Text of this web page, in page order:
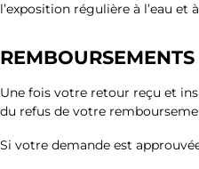
l’exposition régulière à l’eau et
Une fois votre retour reçu et
du refus de votre
Si votre demande est